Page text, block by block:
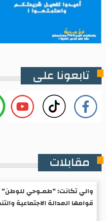
تابعونا على
مقابلات
والي تكانت: "طمـوحي للوطن"
قوامها العدالة الاجتماعية